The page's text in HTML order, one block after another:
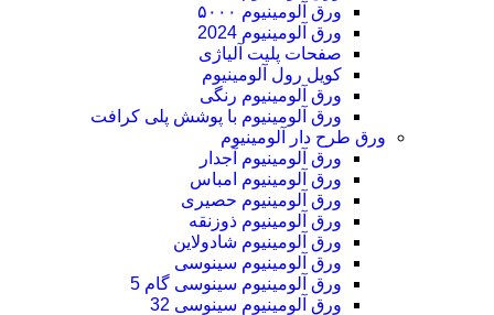
ورق آلومینیوم ۵۰۰۰
ورق آلومینیوم 2024
صفحات پلیت آلیاژی
کویل رول آلومینیوم
ورق‌ آلومینیوم رنگی
ورق آلومینیوم با پوشش پلی کرافت
ورق طرح دار آلومینیوم
ورق آلومینیوم آجدار
ورق آلومینیوم امباس
ورق آلومینیوم حصیری
ورق آلومینیوم ذوزنقه
ورق آلومینیوم شادولاین
ورق آلومینیوم سینوسی
ورق آلومینیوم سینوسی گام 5
ورق آلومینیوم سینوسی 32